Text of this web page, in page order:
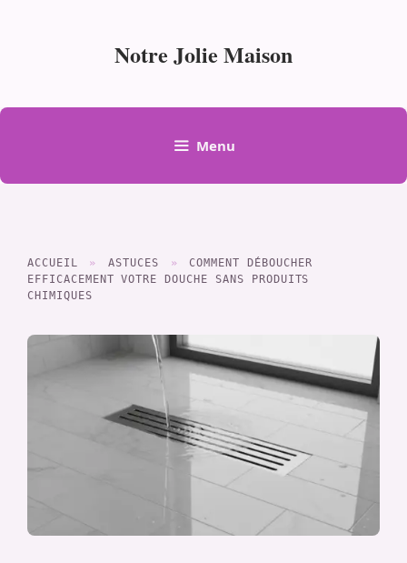
Notre Jolie Maison
Menu
ACCUEIL » ASTUCES »
COMMENT DÉBOUCHER
EFFICACEMENT VOTRE DOUCHE SANS PRODUITS
CHIMIQUES